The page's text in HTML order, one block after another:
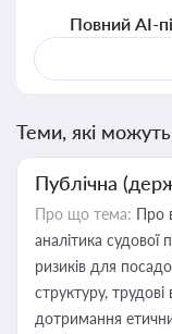
Повний AI-
Теми, які можуть
Публічна
Про що тема: Про
аналітика
ризиків для
структуру,
дотримання